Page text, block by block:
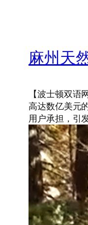
麻州天
【波士顿双
高达数亿美元
用户承担，引